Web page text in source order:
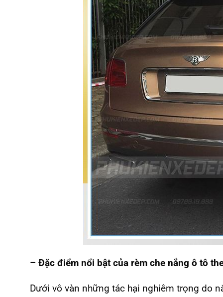
– Đặc điểm nổi bật của rèm che nắng ô tô
Dưới vô vàn những tác hại nghiêm trọng do